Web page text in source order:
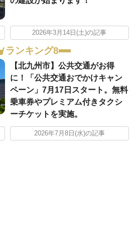
2026年3月14日(土)の記事
ランキング8
【北九州市】公共交通がお得
に！「公共交通おでかけキャン
ペーン」7月17日スタート。無料
乗車券やプレミアム付きタクシ
ーチケットを実施。
2026年7月8日(水)の記事